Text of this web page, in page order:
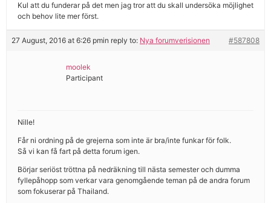
Kul att du funderar på det men jag tror att du skall undersöka möjlighet
och behov lite mer först.
27 August, 2016 at 6:26 pmin reply to: Nya forumverisionen #587808
moolek
Participant
Nille!
Får ni ordning på de grejerna som inte är bra/inte funkar för folk.
Så vi kan få fart på detta forum igen.
Börjar seriöst tröttna på nedräkning till nästa semester och dumma
fyllepåhopp som verkar vara genomgående teman på de andra forum
som fokuserar på Thailand.